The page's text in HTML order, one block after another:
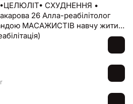
СХУДНЕННЯ •
26 Алла-реабілітолог
МАСАЖИСТІВ навчу жити
в спині Курси масажу